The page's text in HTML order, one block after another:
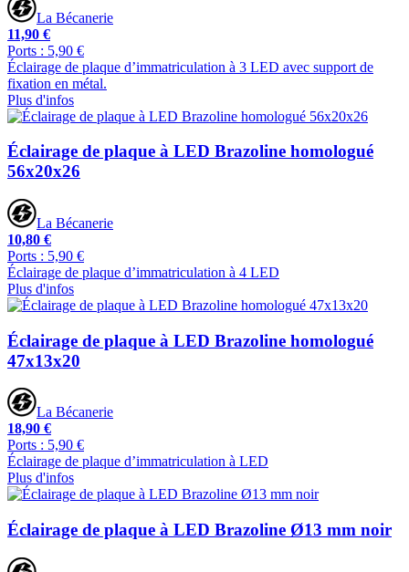
La Bécanerie
11,90 €
Ports : 5,90 €
Éclairage de plaque d’immatriculation à 3 LED avec support de
fixation en métal.
Plus d'infos
Éclairage de plaque à LED Brazoline homologué
56x20x26
La Bécanerie
10,80 €
Ports : 5,90 €
Éclairage de plaque d’immatriculation à 4 LED
Plus d'infos
Éclairage de plaque à LED Brazoline homologué
47x13x20
La Bécanerie
18,90 €
Ports : 5,90 €
Éclairage de plaque d’immatriculation à LED
Plus d'infos
Éclairage de plaque à LED Brazoline Ø13 mm noir